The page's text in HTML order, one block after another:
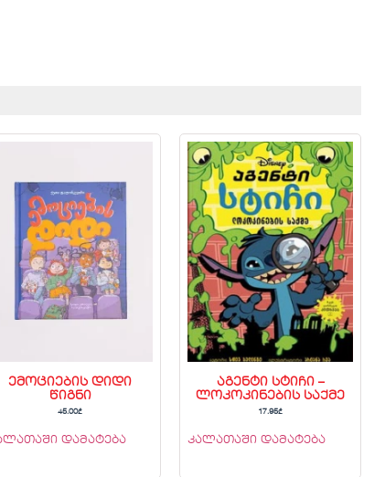
ემოციების დიდი
წიგნი
45.00₾
დამატება
აგენტი სტიჩი –
ლოკოკინების საქმე
17.95₾
კალათაში დამატება